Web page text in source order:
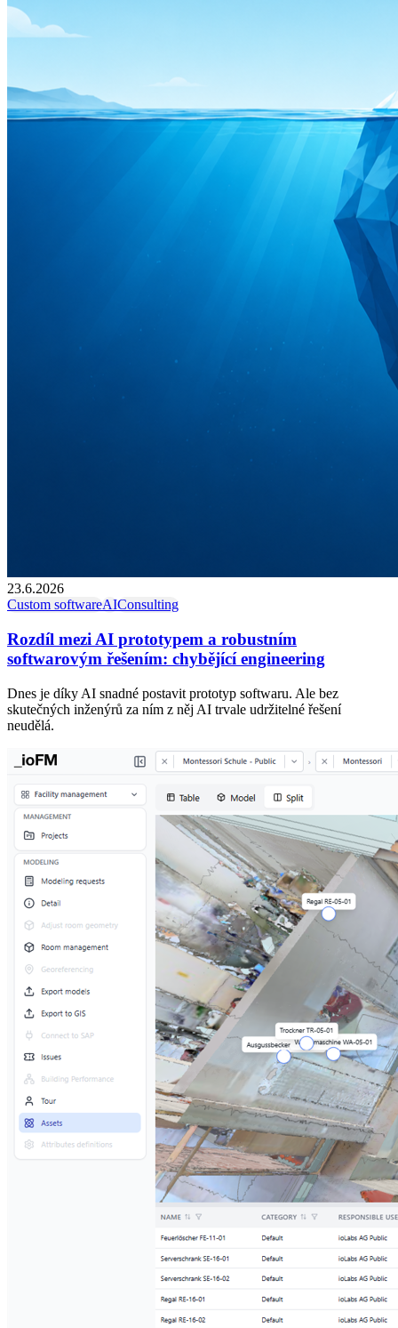
23.6.2026
Custom softwareAIConsulting
Rozdíl mezi AI prototypem a robustním
softwarovým řešením: chybějící engineering
Dnes je díky AI snadné postavit prototyp softwaru. Ale bez
skutečných inženýrů za ním z něj AI trvale udržitelné řešení
neudělá.